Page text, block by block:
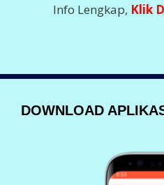
Info Lengkap, Klik
DOWNLOAD